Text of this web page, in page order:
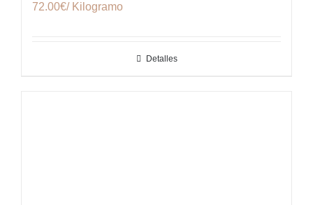
72.00€/ Kilogramo
Detalles